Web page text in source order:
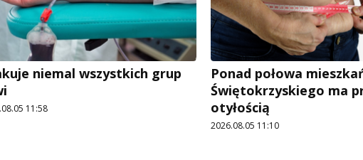
niemal wszystkich grup
11:58
Ponad połowa
Świętokrzyskiego ma
otyłością
2026.08.05 11:10